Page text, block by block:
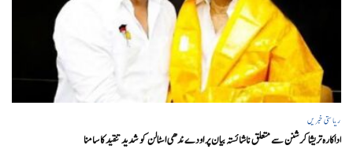
ریاستی خبریں
اداکارہ تریشا کرشنن سے متعلق ناشائستہ بیان پر اودے ندھی اسٹالن کو شدید تنقید کا سامنا